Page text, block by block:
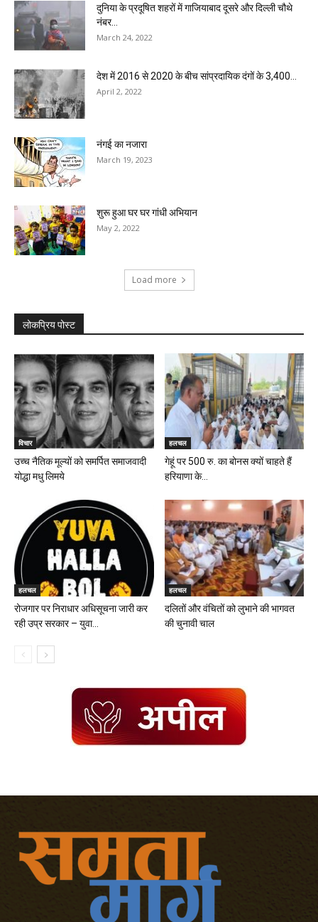
दुनिया के प्रदूषित शहरों में गाजियाबाद दूसरे और दिल्ली चौथे
नंबर...
March 24, 2022
देश में 2016 से 2020 के बीच सांप्रदायिक दंगों के 3,400...
April 2, 2022
नंगई का नजारा
March 19, 2023
शुरू हुआ घर घर गांधी अभियान
May 2, 2022
Load more
लोकप्रिय पोस्ट
विचार
उच्च नैतिक मूल्यों को समर्पित समाजवादी
योद्धा मधु लिमये
हलचल
गेहूं पर 500 रु. का बोनस क्यों चाहते हैं
हरियाणा के...
हलचल
रोजगार पर निराधार अधिसूचना जारी कर
रही उप्र सरकार – युवा...
हलचल
दलितों और वंचितों को लुभाने की भागवत
की चुनावी चाल